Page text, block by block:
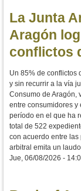
La Junta
Aragón
conflictos
Un 85% de conflictos
y sin recurrir a la vía
Consumo de Aragón,
entre consumidores y
período en el que ha
total de 522
con acuerdo entre
arbitral emita un laudo.
Jue, 06/08/2026 -